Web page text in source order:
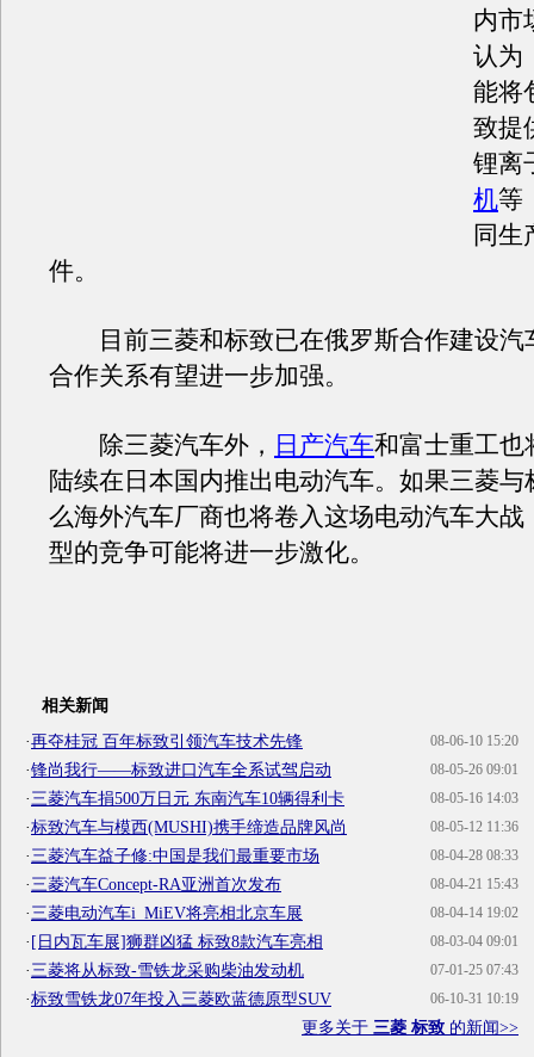
内市
认为
能将
致提
锂离
机等
同生
件。
目前三菱和标致已在俄罗斯合作建设汽
合作关系有望进一步加强。
除三菱汽车外， 日产汽车和富士重工也
陆续在日本国内推出电动汽车。如果三菱与
么海外汽车厂商也将卷入这场电动汽车大战
型的竞争可能将进一步激化。
相关新闻
08-06-10 15:20
·再夺桂冠 百年标致引领汽车技术先锋
08-05-26 09:01
·锋尚我行——标致进口汽车全系试驾启动
08-05-16 14:03
·三菱汽车捐500万日元 东南汽车10辆得利卡
08-05-12 11:36
·标致汽车与模西(MUSHI)携手缔造品牌风尚
08-04-28 08:33
·三菱汽车益子修:中国是我们最重要市场
08-04-21 15:43
·三菱汽车Concept-RA亚洲首次发布
08-04-14 19:02
·三菱电动汽车i_MiEV将亮相北京车展
08-03-04 09:01
·[日内瓦车展]狮群凶猛 标致8款汽车亮相
07-01-25 07:43
·三菱将从标致-雪铁龙采购柴油发动机
06-10-31 10:19
·标致雪铁龙07年投入三菱欧蓝德原型SUV
更多关于 三菱 标致 的新闻>>